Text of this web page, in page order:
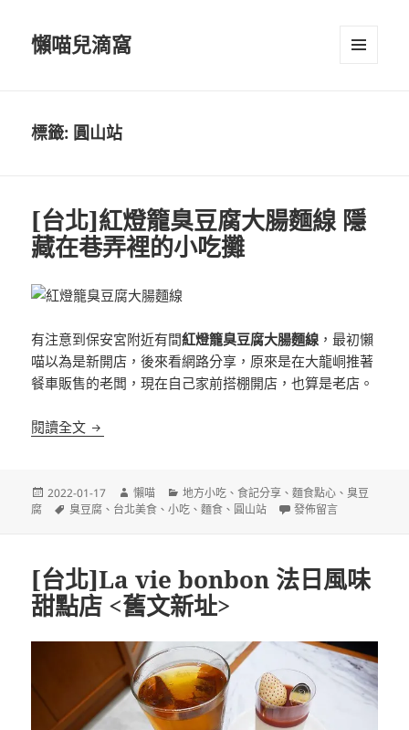
懶喵兒滴窩
標籤: 圓山站
[台北]紅燈籠臭豆腐大腸麵線 隱
藏在巷弄裡的小吃攤
有注意到保安宮附近有間紅燈籠臭豆腐大腸麵線 ，最初懶
喵以為是新開店，後來看網路分享，原來是在大龍峒推著
餐車販售的老闆，現在自己家前搭棚開店，也算是老店。
閱讀全文 [台北]紅燈籠臭豆腐大腸麵線 隱藏在巷弄裡的小吃攤
發
佈
2022-01-17
作
者
懶喵
分
類
地方小吃 、食記分享 、麵食點心 、 臭豆
腐
標
臭豆腐 、 台北美食 、小吃 、麵食 、 圓山站 在〈[台北]紅燈籠臭豆
發佈留言
[台北]La vie bonbon 法日風味
甜點店 <舊文新址>